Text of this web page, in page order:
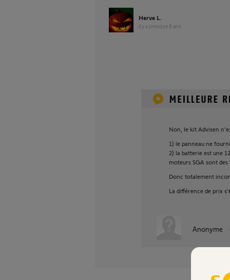
Herve L.
il y a presque 8 ans
Non, le kit Advisen
1) le panneau ne
2) la batterie est une
moteurs SGA sont des
Donc totalement
La différence de prix
Anonyme